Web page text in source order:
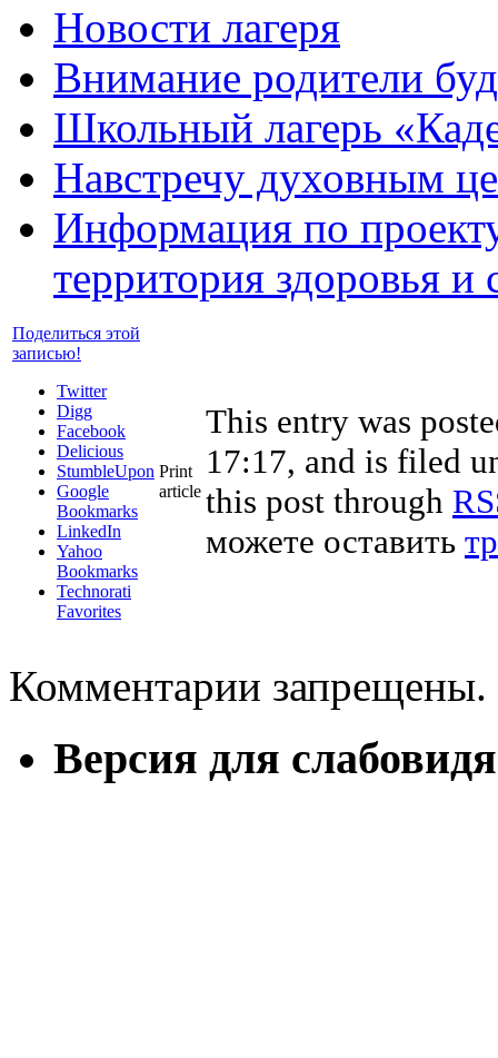
Новости лагеря
Внимание родители
Школьный лагерь
Навстречу духовным
Информация по
территория здоровья
Поделиться этой
записью!
Twitter
Digg
Facebook
Delicious
StumbleUpon
Google
Bookmarks
LinkedIn
Yahoo
Bookmarks
Technorati
Favorites
Print
article
This entry was
17:17, and is filed
this post through
можете оставить
Комментарии запрещены.
Версия для